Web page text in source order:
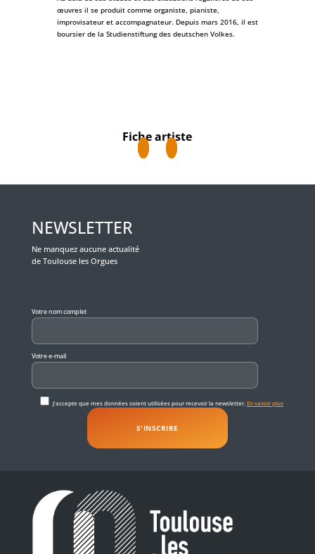
œuvres il se produit comme organiste, pianiste,
improvisateur et accompagnateur. Depuis mars 2016, il est
boursier de la Studienstiftung des deutschen Volkes.
Fiche artiste
NEWSLETTER
Ne manquez aucune actualité
de Toulouse les Orgues
Votre nom complet
Votre e-mail
J'accepte que mes données soient utilisées pour recevoir la newsletter.En savoir plus